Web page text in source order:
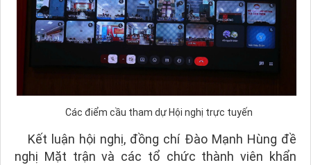
Các điểm cầu tham dự Hội nghị trực tuyến
Kết luận hội nghị, đồng chí Đào Mạnh Hùng đề
nghị Mặt trận và các tổ chức thành viên khẩn